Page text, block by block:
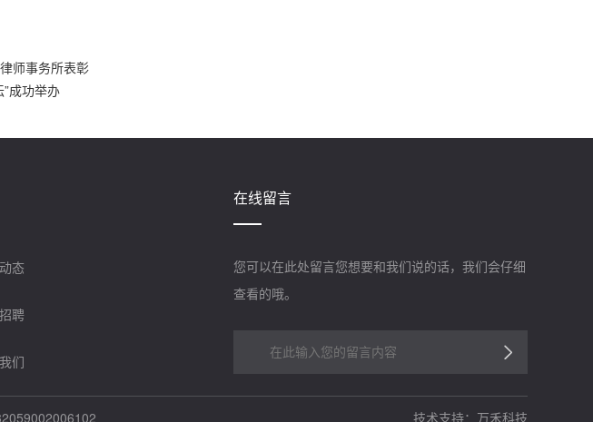
师事务所表彰
成功举办
态
聘
们
在线留言
您可以在此处留言您想要和我们说的话，我们会仔细
查看的哦。
技术支持：万禾科技